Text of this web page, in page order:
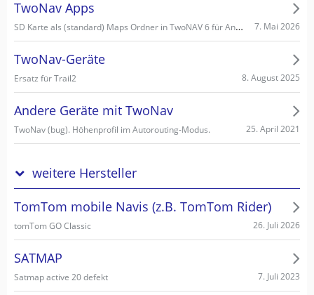
TwoNav Apps
SD Karte als (standard) Maps Ordner in TwoNAV 6 für Android einstellen/wählen 7. Mai 2026
TwoNav-Geräte
Ersatz für Trail2 8. August 2025
Andere Geräte mit TwoNav
TwoNav (bug). Höhenprofil im Autorouting-Modus. 25. April 2021
weitere Hersteller
TomTom mobile Navis (z.B. TomTom Rider)
tomTom GO Classic 26. Juli 2026
SATMAP
Satmap active 20 defekt 7. Juli 2023